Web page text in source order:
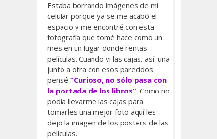
Estaba borrando imágenes de mi
celular porque ya se me acabó el
espacio y me encontré con esta
fotografía que tomé hace como un
mes en un lugar donde rentas
películas. Cuando vi las cajas, así, una
junto a otra con esos parecidos
pensé “Curioso, no sólo pasa con
la portada de los libros”. Como no
podía llevarme las cajas para
tomarles una mejor foto aquí les
dejo la imagen de los posters de las
películas.